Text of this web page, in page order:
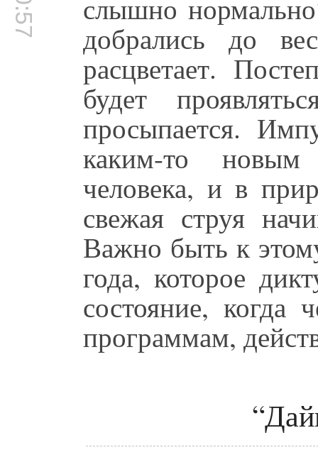
слышно
добрались до
расцветает.
будет
просыпается.
каким-то
человека, и в
свежая струя
Важно быть к
года, которое
состояние, когда
программам,